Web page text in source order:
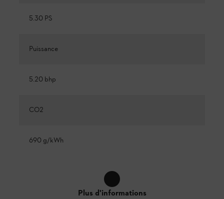
5.30 PS
Puissance
5.20 bhp
CO2
690 g/kWh
Plus d'informations